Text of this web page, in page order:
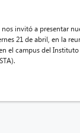
nos invitó a presentar
21 de abril, en la
el campus del